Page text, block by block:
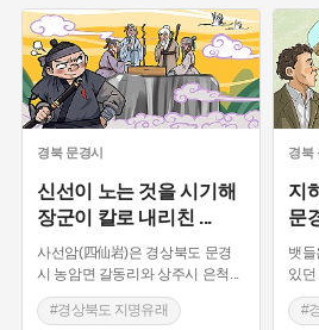
#여성독립운동가 #조선시대 문신
#김마리아 #여성 독립운동가 #28독
#문화유산 #노원구 #마을 #전설
#경기도설화 #강서구 #공예품
#지명유래 #대한민국임
#용인의 전설 #끈기 #산성 #동
#의병활동 #영산포 #부
#남자현
#조선시대 지명유래 #경북 문경 #문경
경북 문경시
신선이 노는 것을 시기해
장군이 칼로 내리친 ...
사선암(四仙岩)은 경상북도 문경
시 농암면 갈동리와 상주시 은척
#경상북도 지명유래
경북
지
문
뱃
있던
#